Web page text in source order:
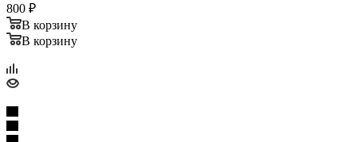
800 ₽
В корзину
В корзину